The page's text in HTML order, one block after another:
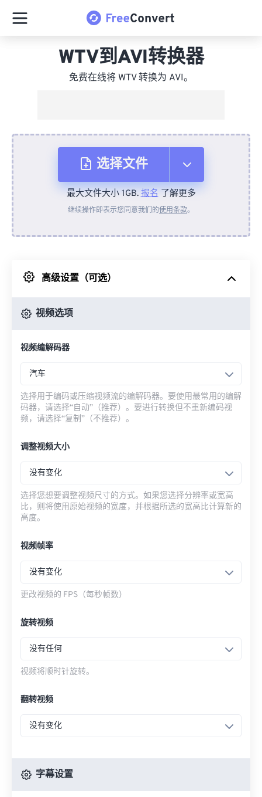
WTV到AVI转换器
免费在线将 WTV 转换为 AVI。
选择文件
从设备
来自 Google Drive
最大文件大小 1GB.报名了解更多
继续操作即表示您同意我们的使用条款。
高级设置（可选）
视频选项
视频编解码器
汽车
选择用于编码或压缩视频流的编解码器。要使用最常用的编解
码器，请选择“自动”（推荐）。要进行转换但不重新编码视
频，请选择“复制”（不推荐）。
调整视频大小
没有变化
选择您想要调整视频尺寸的方式。如果您选择分辨率或宽高
比，则将使用原始视频的宽度，并根据所选的宽高比计算新的
高度。
视频帧率
没有变化
更改视频的 FPS（每秒帧数）
旋转视频
没有任何
视频将顺时针旋转。
翻转视频
没有变化
字幕设置